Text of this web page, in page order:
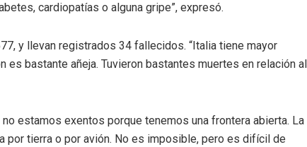
cardiopatías o alguna gripe”, expresó.
y llevan registrados 34 fallecidos. “Italia tiene mayor
bastante añeja. Tuvieron bastantes muertes en relación al
no estamos exentos porque tenemos una frontera abierta. La
por tierra o por avión. No es imposible, pero es difícil de